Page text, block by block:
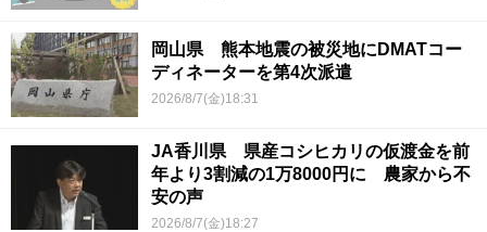
岡山県 熊本地震の被災地にDMATコー
ディネーターを第4次派遣
2026/8/7(金)18:31
JA香川県 県産コシヒカリの仮渡金を前
年より3割減の1万8000円に 農家から不
安の声
2026/8/7(金)18:27